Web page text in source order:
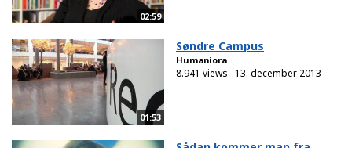
02:59
01:53
Søndre Campus
Humaniora
8.941 views 13. december 2013